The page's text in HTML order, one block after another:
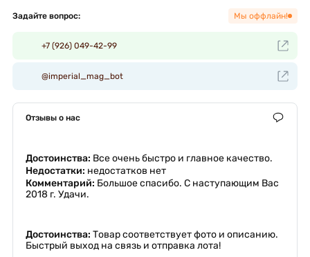
Задайте вопрос: Мы оффлайн!
+7 (926) 049-42-99
@imperial_mag_bot
Отзывы о нас
Достоинства: Все очень быстро и главное качество.
Недостатки: недостатков нет
Комментарий: Большое спасибо. С наступающим Вас
2018 г. Удачи.
Достоинства: Товар соответствует фото и описанию.
Быстрый выход на связь и отправка лота!